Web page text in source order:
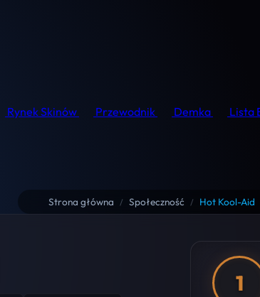
Rynek Skinów Przewodnik Demka Lista
Strona główna / Społeczność / Hot Kool-Aid
1